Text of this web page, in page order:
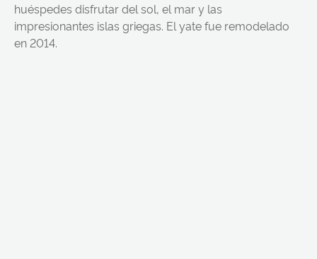
huéspedes disfrutar del sol, el mar y las
impresionantes islas griegas. El yate fue remodelado
en 2014.